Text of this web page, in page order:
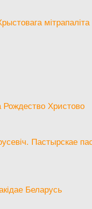
мітрапаліта
Христово
Пастырскае
Беларусь